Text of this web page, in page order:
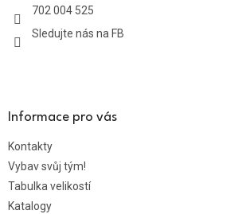
702 004 525
Sledujte nás na FB
Informace pro vás
Kontakty
Vybav svůj tým!
Tabulka velikostí
Katalogy